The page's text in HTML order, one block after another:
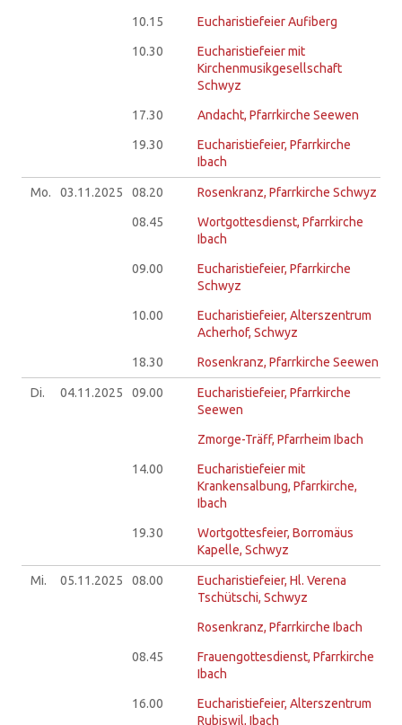
10.15 Eucharistiefeier Aufiberg
10.30
Eucharistiefeier mit
Kirchenmusikgesellschaft
Schwyz
17.30 Andacht, Pfarrkirche Seewen
19.30
Eucharistiefeier, Pfarrkirche
Ibach
Mo. 03.11.2025 08.20 Rosenkranz, Pfarrkirche Schwyz
08.45
Wortgottesdienst, Pfarrkirche
Ibach
09.00
Eucharistiefeier, Pfarrkirche
Schwyz
10.00
Eucharistiefeier, Alterszentrum
Acherhof, Schwyz
18.30 Rosenkranz, Pfarrkirche Seewen
Di. 04.11.2025 09.00
Eucharistiefeier, Pfarrkirche
Seewen
Zmorge-Träff, Pfarrheim Ibach
14.00
Eucharistiefeier mit
Krankensalbung, Pfarrkirche,
Ibach
19.30
Wortgottesfeier, Borromäus
Kapelle, Schwyz
Mi. 05.11.2025 08.00
Eucharistiefeier, Hl. Verena
Tschütschi, Schwyz
Rosenkranz, Pfarrkirche Ibach
08.45
Frauengottesdienst, Pfarrkirche
Ibach
16.00
Eucharistiefeier, Alterszentrum
Rubiswil, Ibach